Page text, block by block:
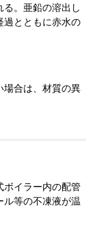
。亜鉛の溶出し
過とともに赤水の
場合は、材質の異
ボイラー内の配管
ル等の不凍液が温